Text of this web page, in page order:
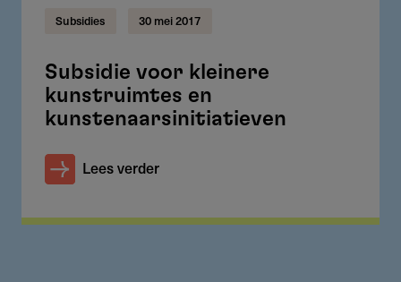
Subsidies 30 mei 2017
Subsidie voor kleinere
kunstruimtes en
kunstenaarsinitiatieven
Lees verder